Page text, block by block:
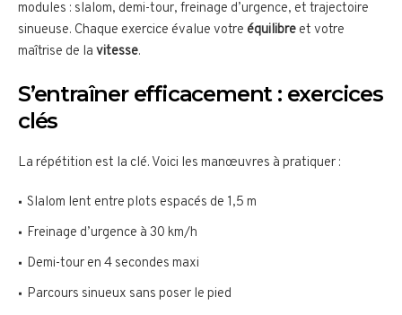
modules : slalom, demi-tour, freinage d’urgence, et trajectoire
sinueuse. Chaque exercice évalue votre équilibre et votre
maîtrise de la vitesse.
S’entraîner efficacement : exercices
clés
La répétition est la clé. Voici les manœuvres à pratiquer :
Slalom lent entre plots espacés de 1,5 m
Freinage d’urgence à 30 km/h
Demi-tour en 4 secondes maxi
Parcours sinueux sans poser le pied